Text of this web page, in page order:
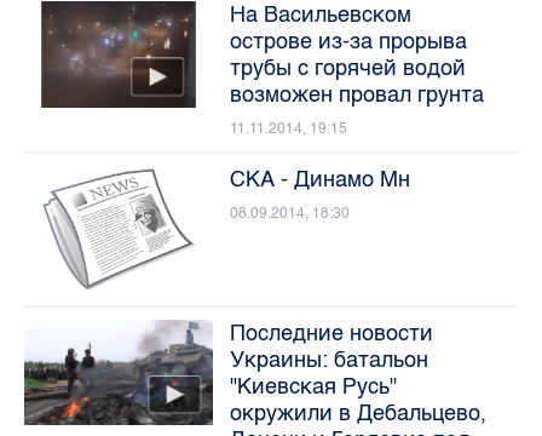
На Васильевском
острове из-за прорыва
трубы с горячей водой
возможен провал грунта
11.11.2014, 19:15
СКА - Динамо Мн
08.09.2014, 18:30
Последние новости
Украины: батальон
"Киевская Русь"
окружили в Дебальцево,